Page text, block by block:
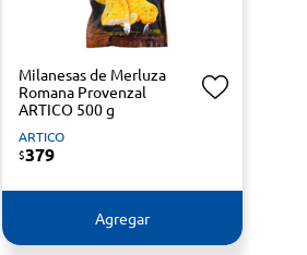
Milanesas de Merluza
Romana Provenzal
ARTICO 500 g
ARTICO
$379
Agregar